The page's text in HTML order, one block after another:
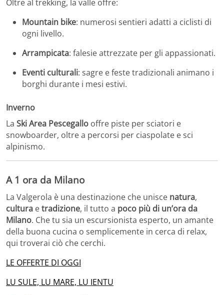
Oltre al trekking, la valle offre:
Mountain bike: numerosi sentieri adatti a ciclisti di
ogni livello.
Arrampicata: falesie attrezzate per gli appassionati.
Eventi culturali: sagre e feste tradizionali animano i
borghi durante i mesi estivi.
Inverno
La Ski Area Pescegallo offre piste per sciatori e
snowboarder, oltre a percorsi per ciaspolate e sci
alpinismo.
A 1 ora da Milano
La Valgerola è una destinazione che unisce natura,
cultura etradizione, il tutto a poco più di un’ora da
Milano. Che tu sia un escursionista esperto, un amante
della buona cucina o semplicemente in cerca di relax,
qui troverai ciò che cerchi.
LE OFFERTE DI OGGI
LU SULE, LU MARE, LU IENTU